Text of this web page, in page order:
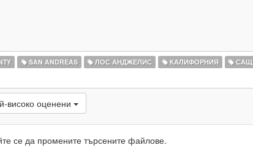
SAN ANDREAS ЛОС АНДЖЕЛИС КАЛИФОРНИЯ САЩ
високо оценени
се да промените търсените файлове.